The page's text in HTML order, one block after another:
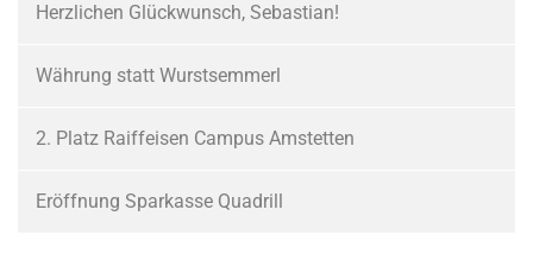
Herzlichen Glückwunsch, Sebastian!
Währung statt Wurstsemmerl
2. Platz Raiffeisen Campus Amstetten
Eröffnung Sparkasse Quadrill